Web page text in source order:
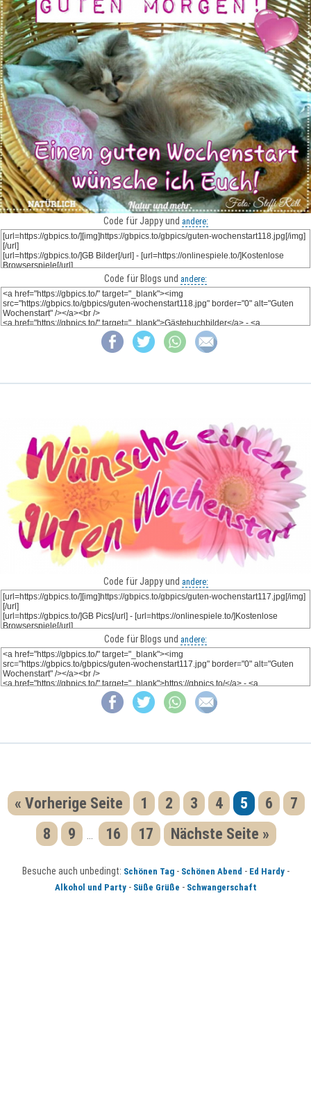
Code für Jappy und andere:
Code für Blogs und andere:
Code für Jappy und andere:
Code für Blogs und andere:
« Vorherige Seite 1 2 3 4 5 6
7
8
9 16 17 Nächste Seite »
Besuche auch unbedingt: Schönen Tag- Schönen Abend - Ed Hardy-
Alkohol und Party- Süße Grüße - Schwangerschaft